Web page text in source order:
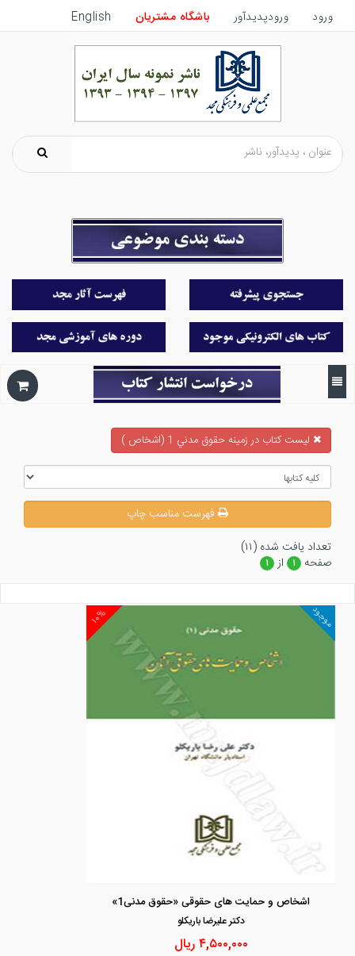
ورود ورودپدیدآور باشگاه مشتریان English
ليست كتاب در زمينه حقوق مدني 1 (اشخاص )
فهرست مناسب چاپ
تعداد يافت شده (۱۱)
صفحه
۱ از ۱
۱۰% موجود
اشخاص و حمایت های حقوقی «حقوق مدنی1»
دكتر عليرضا باريكلو
۴,۵۰۰,۰۰۰ریال